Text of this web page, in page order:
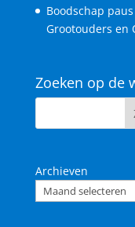
Boodschap
Grootouders en
Zoeken op de
Archieven